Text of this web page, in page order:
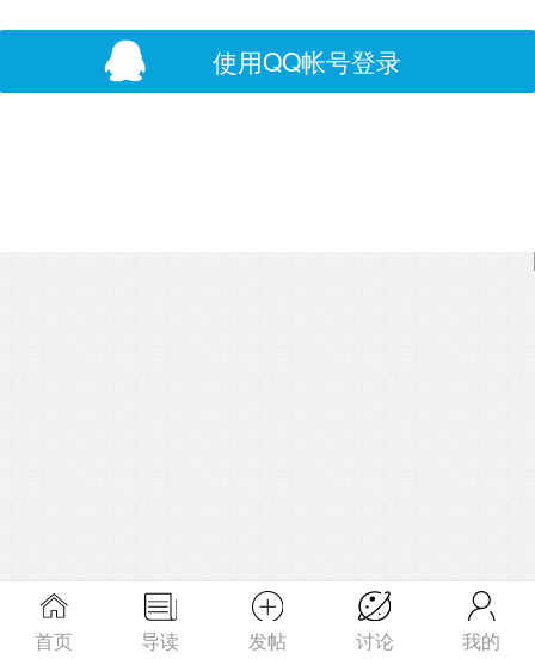
使用QQ帐号登录
首页 导读 发帖 讨论 我的